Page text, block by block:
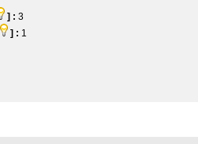
] : 3
] : 1